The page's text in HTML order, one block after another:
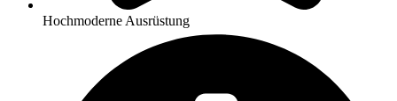
Hochmoderne Ausrüstung